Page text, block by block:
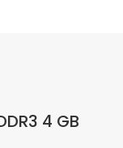
4 GB